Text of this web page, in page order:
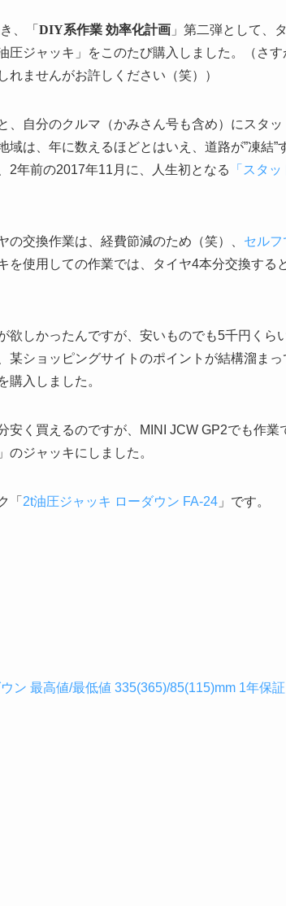
、「 DIY系作業 効率化計画 」第二弾として、
圧ジャッキ」をこのたび購入しました。（さ
れませんがお許しください（笑））
、自分のクルマ（かみさん号も含め）にスタ
は、年に数えるほどとはいえ、道路が”凍結”
2年前の2017年11月に、人生初となる
「スタ
交換作業は、経費節減のため（笑）、 セルフ
を使用しての作業では、タイヤ4本分交換する
欲しかったんですが、安いものでも5千円くら
某ショッピングサイトのポイントが結構溜ま
購入しました。
安く買えるのですが、MINI JCW GP2でも作業
のジャッキにしました。
「 2t油圧ジャッキ ローダウン FA-24 」です。
ン 最高値/最低値 335(365)/85(115)mm 1年保